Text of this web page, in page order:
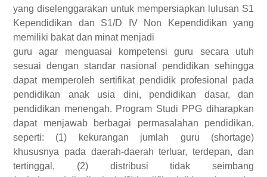
yang diselenggarakan untuk mempersiapkan lulusan S1
Kependidikan dan S1/D IV Non Kependidikan yang
memiliki bakat dan minat menjadi
guru agar menguasai kompetensi guru secara utuh
sesuai dengan standar nasional pendidikan sehingga
dapat memperoleh sertifikat pendidik profesional pada
pendidikan anak usia dini, pendidikan dasar, dan
pendidikan menengah. Program Studi PPG diharapkan
dapat menjawab berbagai permasalahan pendidikan,
seperti: (1) kekurangan jumlah guru (shortage)
khususnya pada daerah-daerah terluar, terdepan, dan
tertinggal, (2) distribusi tidak seimbang